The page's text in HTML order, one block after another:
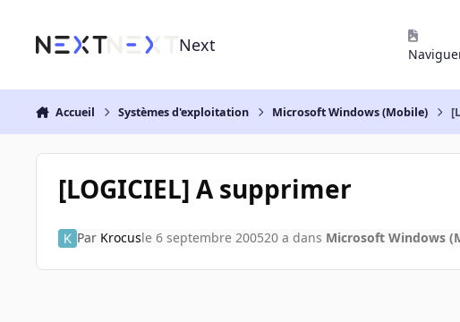
Next
Accueil Systèmes d'exploitation Microsoft Windows (Mobile)
[LOGICIEL] A supprimer
Par Krocusle 6 septembre 200520 a dans Microsoft Windows